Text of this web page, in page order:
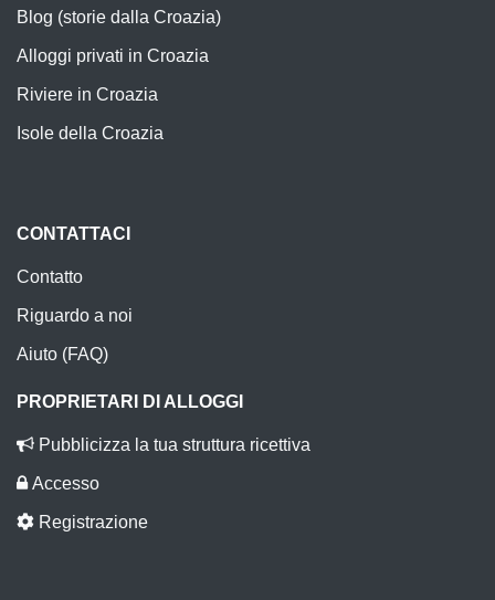
Blog (storie dalla Croazia)
Alloggi privati in Croazia
Riviere in Croazia
Isole della Croazia
CONTATTACI
Contatto
Riguardo a noi
Aiuto (FAQ)
PROPRIETARI DI ALLOGGI
Pubblicizza la tua struttura ricettiva
Accesso
Registrazione